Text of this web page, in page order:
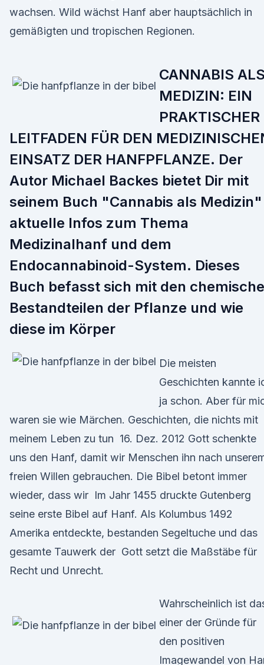
wachsen. Wild wächst Hanf aber hauptsächlich in
gemäßigten und tropischen Regionen.
CANNABIS ALS
MEDIZIN: EIN
PRAKTISCHER
LEITFADEN FÜR DEN
EINSATZ DER HANFPFLANZE. Der
Autor Michael Backes bietet Dir mit
seinem Buch "Cannabis als Medizin"
aktuelle Infos zum Thema
Medizinalhanf und dem
Endocannabinoid-System. Dieses
Buch befasst sich mit den
Bestandteilen der Pflanze und wie
diese im Körper
Die meisten
Geschichten kannte
ja schon. Aber für
waren sie wie Märchen. Geschichten, die nichts mit
meinem Leben zu tun 16. Dez. 2012 Gott schenkte
uns den Hanf, damit wir Menschen ihn nach
freien Willen gebrauchen. Die Bibel betont immer
wieder, dass wir Im Jahr 1455 druckte Gutenberg
seine erste Bibel auf Hanf. Als Kolumbus 1492
Amerika entdeckte, bestanden Segeltuche und das
gesamte Tauwerk der Gott setzt die Maßstäbe für
Recht und Unrecht.
Wahrscheinlich ist
einer der Gründe für
den positiven
Imagewandel von